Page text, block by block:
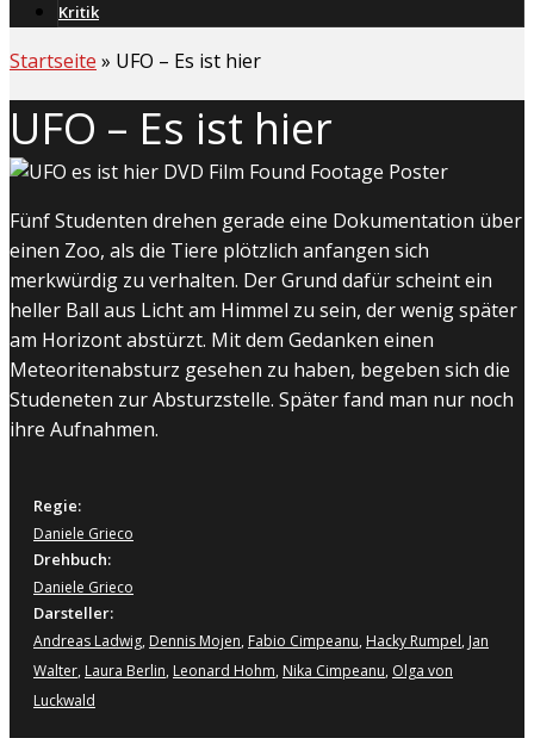
Kritik
Startseite » UFO – Es ist hier
UFO – Es ist hier
Fünf Studenten drehen gerade eine Dokumentation über
einen Zoo, als die Tiere plötzlich anfangen sich
merkwürdig zu verhalten. Der Grund dafür scheint ein
heller Ball aus Licht am Himmel zu sein, der wenig später
am Horizont abstürzt. Mit dem Gedanken einen
Meteoritenabsturz gesehen zu haben, begeben sich die
Studeneten zur Absturzstelle. Später fand man nur noch
ihre Aufnahmen.
Regie:
Daniele Grieco
Drehbuch:
Daniele Grieco
Darsteller:
Andreas Ladwig, Dennis Mojen, Fabio Cimpeanu, Hacky Rumpel, Jan
Walter, Laura Berlin, Leonard Hohm, Nika Cimpeanu, Olga von
Luckwald